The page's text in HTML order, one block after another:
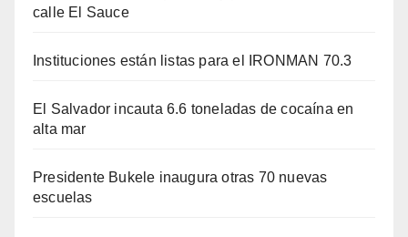
calle El Sauce
Instituciones están listas para el IRONMAN 70.3
El Salvador incauta 6.6 toneladas de cocaína en
alta mar
Presidente Bukele inaugura otras 70 nuevas
escuelas